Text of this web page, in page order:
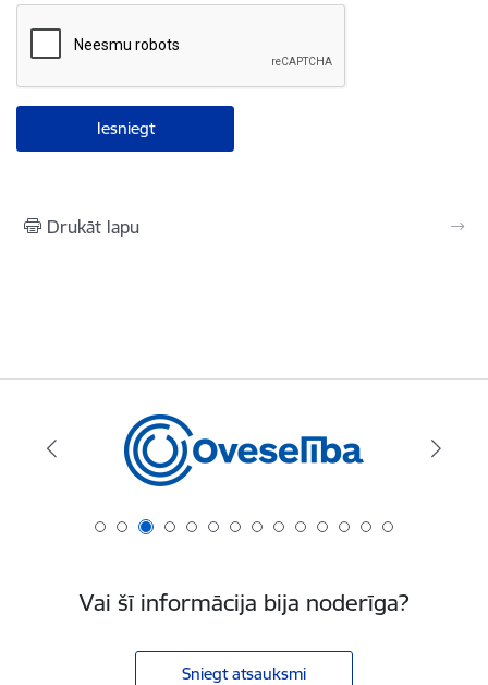
Drukāt lapu
Vai šī informācija bija noderīga?
Sniegt atsauksmi